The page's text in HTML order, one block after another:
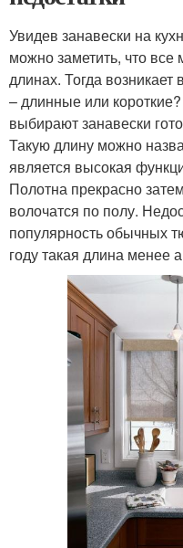
Увидев занавески на
можно заметить, что
длинах. Тогда
– длинные или
выбирают занавески
Такую длину можно
является высокая
Полотна прекрасно
волочатся по полу.
популярность обычных
году такая длина менее